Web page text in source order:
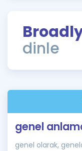
Rehberlik
ÖSYM Sınav
İngilizce
dinle
genel
genel olarak,